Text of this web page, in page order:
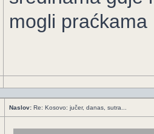
mogli
Naslov: Re: Kosovo: jučer, danas, sutra...